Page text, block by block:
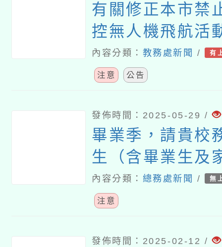
有關修正本市禁
控無人機飛航活
時間及其他管理
內容分類： 教務處新聞 / 有
注意 公告
發佈時間：2025-05-29 /
畢業季，請貴校
生（含畢業生及
安全與救溺之宣
內容分類： 總務處新聞 / 無
注意
發佈時間：2025-02-12 /